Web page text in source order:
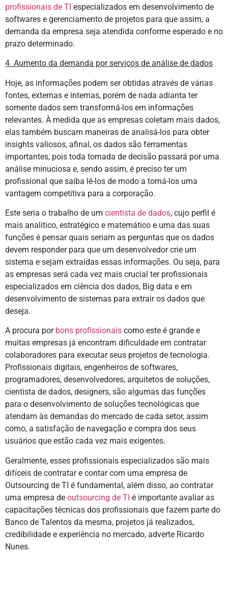
profissionais de TI especializados em desenvolvimento de
softwares e gerenciamento de projetos para que assim, a
demanda da empresa seja atendida conforme esperado e no
prazo determinado.
4. Aumento da demanda por serviços de análise de dados
Hoje, as informações podem ser obtidas através de várias
fontes, externas e internas, porém de nada adianta ter
somente dados sem transformá-los em informações
relevantes. À medida que as empresas coletam mais dados,
elas também buscam maneiras de analisá-los para obter
insights valiosos, afinal, os dados são ferramentas
importantes, pois toda tomada de decisão passará por uma
análise minuciosa e, sendo assim, é preciso ter um
profissional que saiba lê-los de modo a torná-los uma
vantagem competitiva para a corporação.
Este seria o trabalho de um cientista de dados, cujo perfil é
mais analítico, estratégico e matemático e uma das suas
funções é pensar quais seriam as perguntas que os dados
devem responder para que um desenvolvedor crie um
sistema e sejam extraídas essas informações. Ou seja, para
as empresas será cada vez mais crucial ter profissionais
especializados em ciência dos dados, Big data e em
desenvolvimento de sistemas para extrair os dados que
deseja.
A procura por bons profissionais como este é grande e
muitas empresas já encontram dificuldade em contratar
colaboradores para executar seus projetos de tecnologia.
Profissionais digitais, engenheiros de softwares,
programadores, desenvolvedores, arquitetos de soluções,
cientista de dados, designers, são algumas das funções
para o desenvolvimento de soluções tecnológicas que
atendam às demandas do mercado de cada setor, assim
como, a satisfação de navegação e compra dos seus
usuários que estão cada vez mais exigentes.
Geralmente, esses profissionais especializados são mais
difíceis de contratar e contar com uma empresa de
Outsourcing de TI é fundamental, além disso, ao contratar
uma empresa de outsourcing de TI é importante avaliar as
capacitações técnicas dos profissionais que fazem parte do
Banco de Talentos da mesma, projetos já realizados,
credibilidade e experiência no mercado, adverte Ricardo
Nunes.